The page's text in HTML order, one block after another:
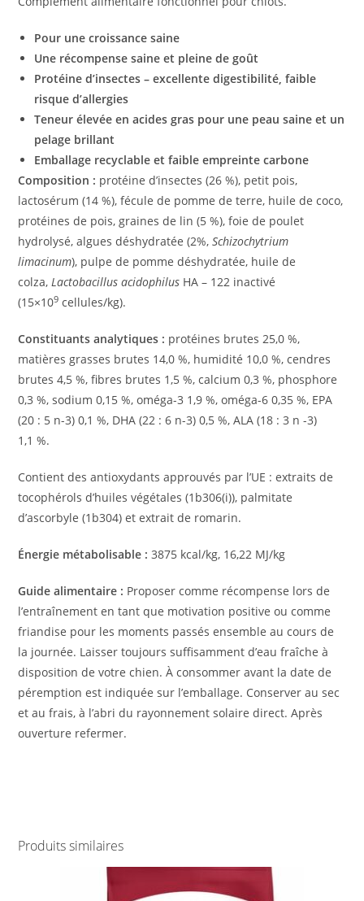
Pour une croissance saine
Une récompense saine et pleine de goût
Protéine d’insectes – excellente digestibilité, faible
risque d’allergies
Teneur élevée en acides gras pour une peau saine et un
pelage brillant
Emballage recyclable et faible empreinte carbone
Composition : protéine d’insectes (26 %), petit pois,
lactosérum (14 %), fécule de pomme de terre, huile de coco,
protéines de pois, graines de lin (5 %), foie de poulet
hydrolysé, algues déshydratée (2%,Schizochytrium
limacinum), pulpe de pomme déshydratée, huile de
colza,Lactobacillus acidophilus HA – 122 inactivé
(15×109 cellules/kg).
Constituants analytiques : protéines brutes 25,0 %,
matières grasses brutes 14,0 %, humidité 10,0 %, cendres
brutes 4,5 %, fibres brutes 1,5 %, calcium 0,3 %, phosphore
0,3 %, sodium 0,15 %, oméga-3 1,9 %, oméga-6 0,35 %, EPA
(20 : 5 n-3) 0,1 %, DHA (22 : 6 n-3) 0,5 %, ALA (18 : 3 n -3)
1,1 %.
Contient des antioxydants approuvés par l’UE : extraits de
tocophérols d’huiles végétales (1b306(i)), palmitate
d’ascorbyle (1b304) et extrait de romarin.
Énergie métabolisable :3875 kcal/kg, 16,22 MJ/kg
Guide alimentaire : Proposer comme récompense lors de
l’entraînement en tant que motivation positive ou comme
friandise pour les moments passés ensemble au cours de
la journée. Laisser toujours suffisamment d’eau fraîche à
disposition de votre chien. À consommer avant la date de
péremption est indiquée sur l’emballage. Conserver au sec
et au frais, à l’abri du rayonnement solaire direct. Après
ouverture refermer.
Produits similaires